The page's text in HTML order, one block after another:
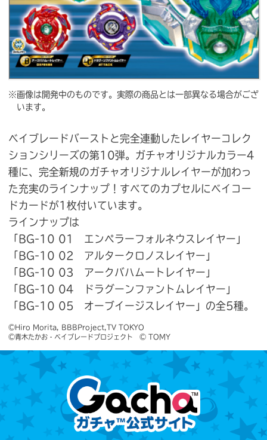
※画像は開発中のものです。実際の商品とは一部異なる場合がござ
います。
ベイブレードバーストと完全連動したレイヤーコレク
ションシリーズの第10弾。ガチャオリジナルカラー4
種に、完全新規のガチャオリジナルレイヤーが加わっ
た充実のラインナップ！すべてのカプセルにベイコー
ドカードが1枚付いています。
ラインナップは
「BG-10 01 エンペラーフォルネウスレイヤー」
「BG-10 02 アルタークロノスレイヤー」
「BG-10 03 アークバハムートレイヤー」
「BG-10 04 ドラグーンファントムレイヤー」
「BG-10 05 オーブイージスレイヤー」の全5種。
©Hiro Morita, BBBProject,TV TOKYO
©青木たかお・ベイブレードプロジェクト　© TOMY